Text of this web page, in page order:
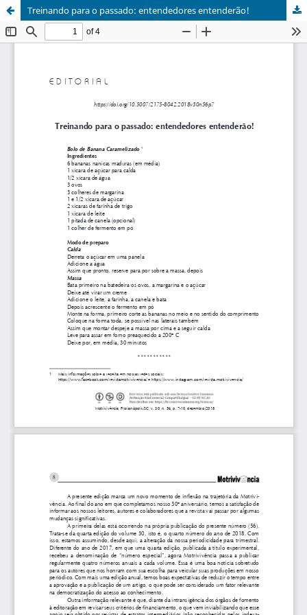
Treinando para o passado: entendedores entenderão!